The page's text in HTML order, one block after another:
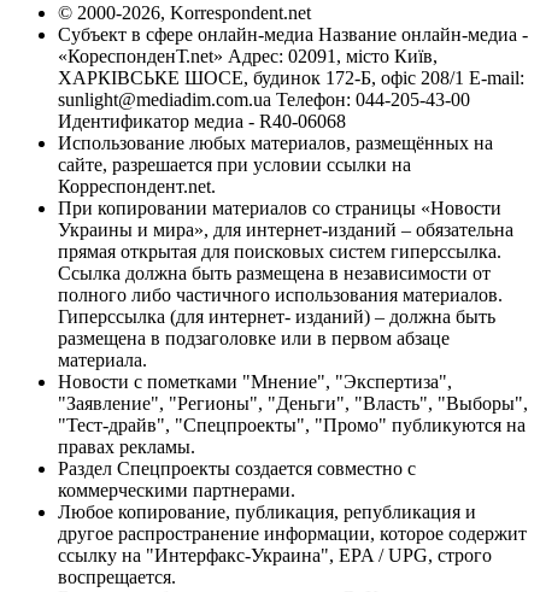
© 2000-2026, Korrespondent.net
Субъект в сфере онлайн-медиа Название онлайн-медиа -
«КореспонденТ.net» Адрес: 02091, місто Київ,
ХАРКІВСЬКЕ ШОСЕ, будинок 172-Б, офіс 208/1 E-mail:
sunlight@mediadim.com.ua Телефон: 044-205-43-00
Идентификатор медиа - R40-06068
Использование любых материалов, размещённых на
сайте, разрешается при условии ссылки на
Корреспондент.net.
При копировании материалов со страницы «Новости
Украины и мира», для интернет-изданий – обязательна
прямая открытая для поисковых систем гиперссылка.
Ссылка должна быть размещена в независимости от
полного либо частичного использования материалов.
Гиперссылка (для интернет- изданий) – должна быть
размещена в подзаголовке или в первом абзаце
материала.
Новости с пометками "Мнение", "Экспертиза",
"Заявление", "Регионы", "Деньги", "Власть", "Выборы",
"Тест-драйв", "Спецпроекты", "Промо" публикуются на
правах рекламы.
Раздел Спецпроекты создается совместно с
коммерческими партнерами.
Любое копирование, публикация, републикация и
другое распространение информации, которое содержит
ссылку на "Интерфакс-Украина", EPA / UPG, строго
воспрещается.